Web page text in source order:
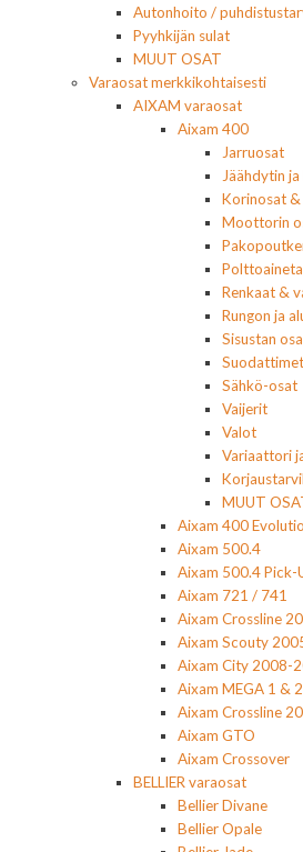
Autonhoito /
Pyyhkijän sulat
MUUT OSAT
Varaosat merkkikohtaisesti
AIXAM varaosat
Aixam 400
Jarruosat
Jäähdytin
Korinosat
Moottorin
Renkaat &
Rungon ja
Sisustan
Suodattimet
Sähkö-osat
Vaijerit
Valot
Variaattori
MUUT
Aixam 400
Aixam 500.4
Aixam 500.4 Pick-
Aixam 721 / 741
Aixam Crossline
Aixam Scouty
Aixam City 2008-
Aixam MEGA 1 & 2
Aixam Crossline
Aixam GTO
Aixam Crossover
BELLIER varaosat
Bellier Divane
Bellier Opale